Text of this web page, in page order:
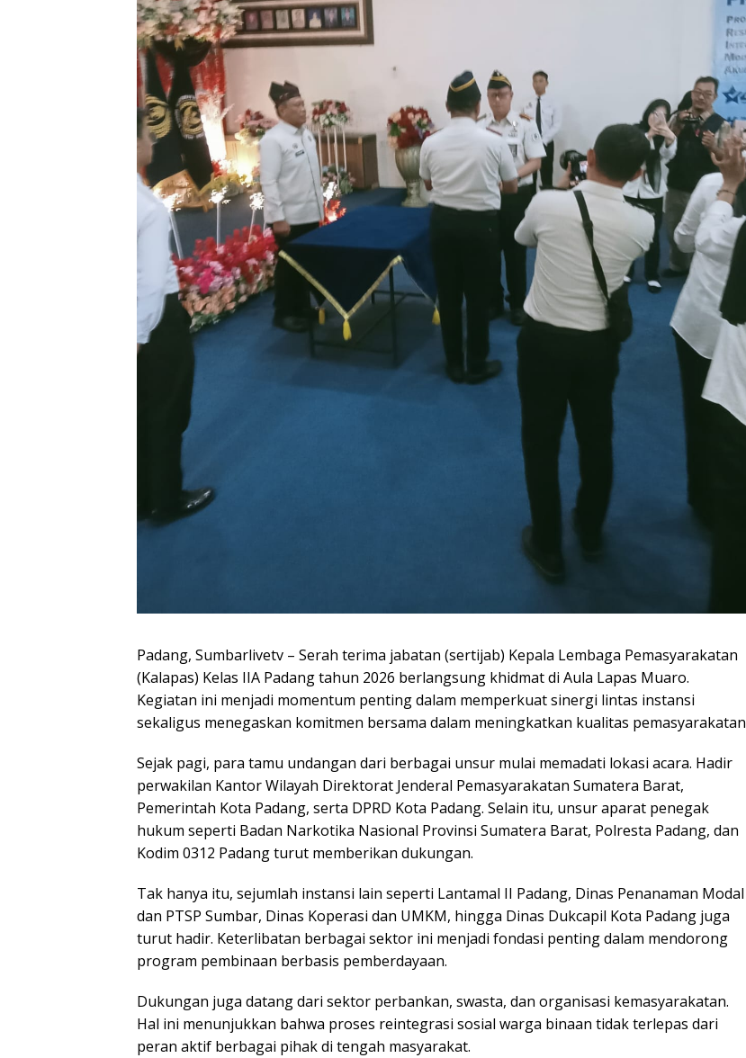
Padang, Sumbarlivetv – Serah terima jabatan (sertijab) Kepala Lembaga Pemasyarakatan
(Kalapas) Kelas IIA Padang tahun 2026 berlangsung khidmat di Aula Lapas Muaro.
Kegiatan ini menjadi momentum penting dalam memperkuat sinergi lintas instansi
sekaligus menegaskan komitmen bersama dalam meningkatkan kualitas pemasyarakatan
Sejak pagi, para tamu undangan dari berbagai unsur mulai memadati lokasi acara. Hadir
perwakilan Kantor Wilayah Direktorat Jenderal Pemasyarakatan Sumatera Barat,
Pemerintah Kota Padang, serta DPRD Kota Padang. Selain itu, unsur aparat penegak
hukum seperti Badan Narkotika Nasional Provinsi Sumatera Barat, Polresta Padang, dan
Kodim 0312 Padang turut memberikan dukungan.
Tak hanya itu, sejumlah instansi lain seperti Lantamal II Padang, Dinas Penanaman Modal
dan PTSP Sumbar, Dinas Koperasi dan UMKM, hingga Dinas Dukcapil Kota Padang juga
turut hadir. Keterlibatan berbagai sektor ini menjadi fondasi penting dalam mendorong
program pembinaan berbasis pemberdayaan.
Dukungan juga datang dari sektor perbankan, swasta, dan organisasi kemasyarakatan.
Hal ini menunjukkan bahwa proses reintegrasi sosial warga binaan tidak terlepas dari
peran aktif berbagai pihak di tengah masyarakat.